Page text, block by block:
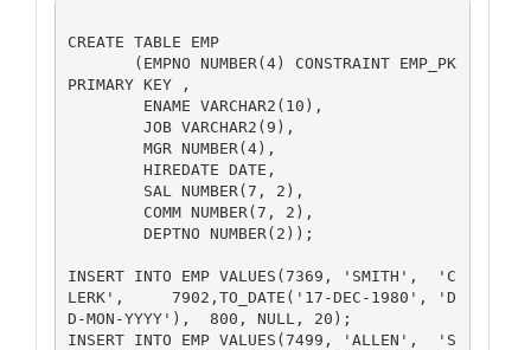
CREATE TABLE EMP
PRIMARY KEY ,
INSERT INTO EMP VALUES(7369, 'SMITH',  'C
LERK',     7902,TO_DATE('17-DEC-1980', 'D
D-MON-YYYY'),  800, NULL, 20);
INSERT INTO EMP VALUES(7499, 'ALLEN',  'S